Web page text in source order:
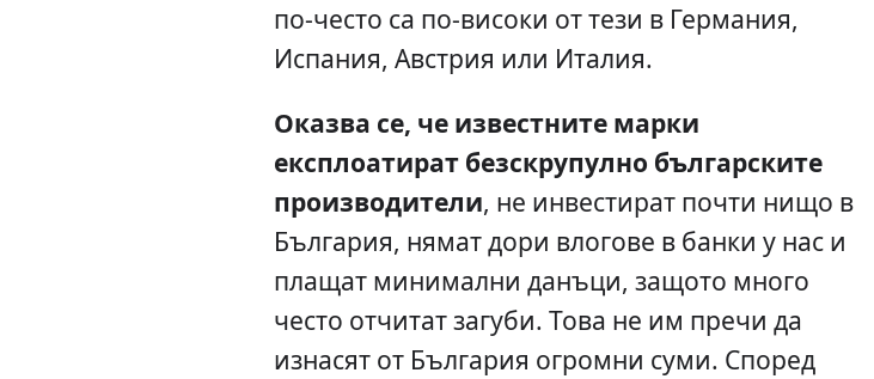
по-често са по-високи от тези в Германия,
Испания, Австрия или Италия.
Оказва се, че известните марки
експлоатират безскрупулно българските
производители, не инвестират почти нищо в
България, нямат дори влогове в банки у нас и
плащат минимални данъци, защото много
често отчитат загуби. Това не им пречи да
изнасят от България огромни суми. Според